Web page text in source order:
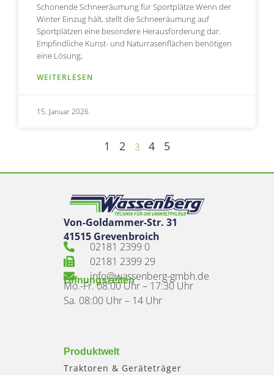
Schonende Schneeräumung für Sportplätze Wenn der
Winter Einzug hält, stellt die Schneeräumung auf
Sportplätzen eine besondere Herausforderung dar.
Empfindliche Kunst- und Naturrasenflächen benötigen
eine Lösung,
WEITERLESEN
15. Januar 2026
1 2 3 4 5
Von-Goldammer-Str. 31
41515 Grevenbroich
02181 2399 0
02181 2399 29
info@wassenberg-gmbh.de
Öffnungszeiten
Mo.-Fr. 08:00 Uhr – 17:30 Uhr
Sa. 08:00 Uhr – 14 Uhr
Produktwelt
Traktoren & Geräteträger